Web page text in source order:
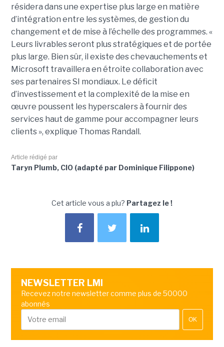
résidera dans une expertise plus large en matière
d’intégration entre les systèmes, de gestion du
changement et de mise à l’échelle des programmes. «
Leurs livrables seront plus stratégiques et de portée
plus large. Bien sûr, il existe des chevauchements et
Microsoft travaillera en étroite collaboration avec
ses partenaires SI mondiaux. Le déficit
d’investissement et la complexité de la mise en
œuvre poussent les hyperscalers à fournir des
services haut de gamme pour accompagner leurs
clients », explique Thomas Randall.
Article rédigé par
Taryn Plumb, CIO (adapté par Dominique Filippone)
Cet article vous a plu? Partagez le !
NEWSLETTER LMI
Recevez notre newsletter comme plus de 50000
abonnés
OK